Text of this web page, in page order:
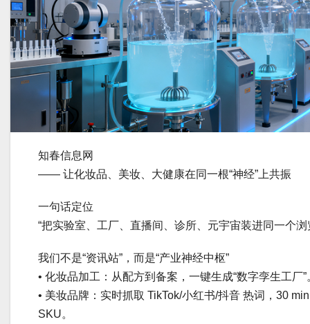
知春信息网
—— 让化妆品、美妆、大健康在同一根“神经”上共振
一句话定位
“把实验室、工厂、直播间、诊所、元宇宙装进同一个浏
我们不是“资讯站”，而是“产业神经中枢”
• 化妆品加工：从配方到备案，一键生成“数字孪生工厂”
• 美妆品牌：实时抓取 TikTok/小红书/抖音 热词，30
SKU。